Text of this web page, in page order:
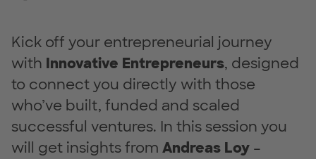
Kick off your entrepreneurial journey
with Innovative Entrepreneurs, designed
to connect you directly with those
who’ve built, funded and scaled
successful ventures. In this session you
will get insights from Andreas Loy –